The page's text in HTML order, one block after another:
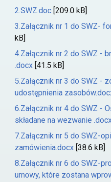
2.SWZ.doc [209.0 kB]
3.Załącznik nr 1 do SWZ-
kB]
4.Załącznik nr 2 do SWZ -
.docx [41.5 kB]
5.Załącznik nr 3 do SWZ -
udostępnienia
6.Załącznik nr 4 do SWZ -
składane na wezwanie
7.Załącznik nr 5 do SWZ-
zamówienia.docx [38.6 kB]
8.Załącznik nr 6 do SWZ-
umowy, które zostana